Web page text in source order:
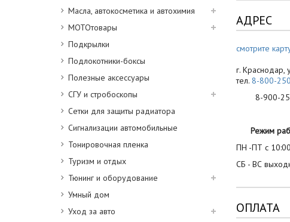
Масла, автокосметика и автохимия
МОТОтовары
Подкрылки
Подлокотники-боксы
Полезные аксессуары
СГУ и стробоскопы
Сетки для защиты радиатора
Сигнализации автомобильные
Тонировочная пленка
Туризм и отдых
Тюнинг и оборудование
Умный дом
Уход за авто
АДРЕС
смотрите
г. Краснодар,
тел. 8-800-
8-900-
Режим
ПН -ПТ с
СБ - ВС
ОПЛАТА